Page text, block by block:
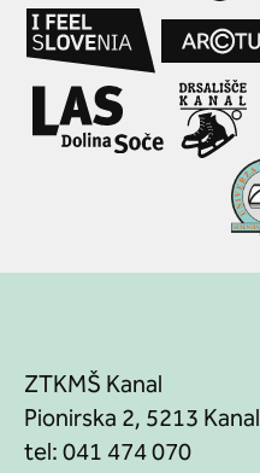
ZTKMŠ Kanal
Pionirska 2, 5213 Kanal
tel:041 474 070